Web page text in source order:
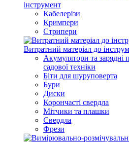
інструмент
Кабелерізи
Кримпери
Стрипери
Витратний матеріал до
Акумулятори та зарядні
садової техніки
Біти для шуруповерта
Бури
Диски
Корончасті свердла
Мітчики та плашки
Свердла
Фрези